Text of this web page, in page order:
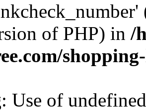
of PHP) in /
: Use of